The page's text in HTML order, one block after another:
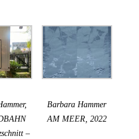
–
Barbara Hammer
AM MEER, 2022